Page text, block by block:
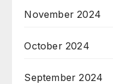
November 2024
October 2024
September 2024